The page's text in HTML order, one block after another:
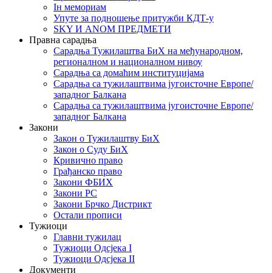
Iн мемориам
Упуте за подношење притужби КДТ-у
SKY И ANOM ПРЕДМЕТИ
Правна сарадња
Сарадња Тужилаштва БиХ на међународном,
регионалном и националном нивоу
Сарадња са домаћим институцијама
Сарадња са тужилаштвима југоисточне Европе/
западног Балкана
Сарадња са тужилаштвима југоисточне Европе/
западног Балкана
Закони
Закон о Тужилаштву БиХ
Закон о Суду БиХ
Кривично право
Грађанско право
Закони ФБИХ
Закони РС
Закони Брчко Дистрикт
Остали прописи
Тужиоци
Главни тужилац
Тужиоци Oдсјекa I
Тужиоци Oдсјекa II
Документи